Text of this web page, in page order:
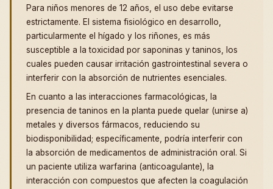
Para niños menores de 12 años, el uso debe evitarse
estrictamente. El sistema fisiológico en desarrollo,
particularmente el hígado y los riñones, es más
susceptible a la toxicidad por saponinas y taninos, los
cuales pueden causar irritación gastrointestinal severa o
interferir con la absorción de nutrientes esenciales.
En cuanto a las interacciones farmacológicas, la
presencia de taninos en la planta puede quelar (unirse a)
metales y diversos fármacos, reduciendo su
biodisponibilidad; específicamente, podría interferir con
la absorción de medicamentos de administración oral. Si
un paciente utiliza warfarina (anticoagulante), la
interacción con compuestos que afecten la coagulación